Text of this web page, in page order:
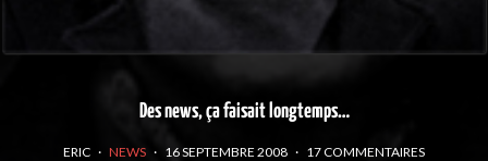
Des news, ça faisait longtemps…
ERIC · NEWS · 16 SEPTEMBRE 2008 · 17 COMMENTAIRES